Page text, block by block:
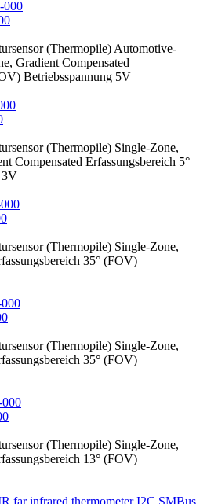
(Thermopile) Automotive-
Gradient Compensated
Betriebsspannung 5V
(Thermopile) Single-Zone,
Compensated Erfassungsbereich 5°
3V
(Thermopile) Single-Zone,
35° (FOV)
(Thermopile) Single-Zone,
35° (FOV)
(Thermopile) Single-Zone,
13° (FOV)